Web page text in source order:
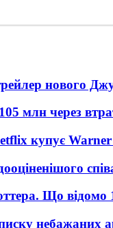
нового
млн через
купує
Що відомо
небажаних